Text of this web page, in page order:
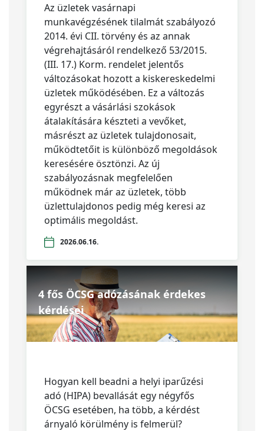
Az üzletek vasárnapi
munkavégzésének tilalmát szabályozó
2014. évi CII. törvény és az annak
végrehajtásáról rendelkező 53/2015.
(III. 17.) Korm. rendelet jelentős
változásokat hozott a kiskereskedelmi
üzletek működésében. Ez a változás
egyrészt a vásárlási szokások
átalakítására készteti a vevőket,
másrészt az üzletek tulajdonosait,
működtetőit is különböző megoldások
keresésére ösztönzi. Az új
szabályozásnak megfelelően
működnek már az üzletek, több
üzlettulajdonos pedig még keresi az
optimális megoldást.
2026.06.16.
4 fős ÖCSG adózásának érdekes
kérdései
Hogyan kell beadni a helyi iparűzési
adó (HIPA) bevallását egy négyfős
ÖCSG esetében, ha több, a kérdést
árnyaló körülmény is felmerül?